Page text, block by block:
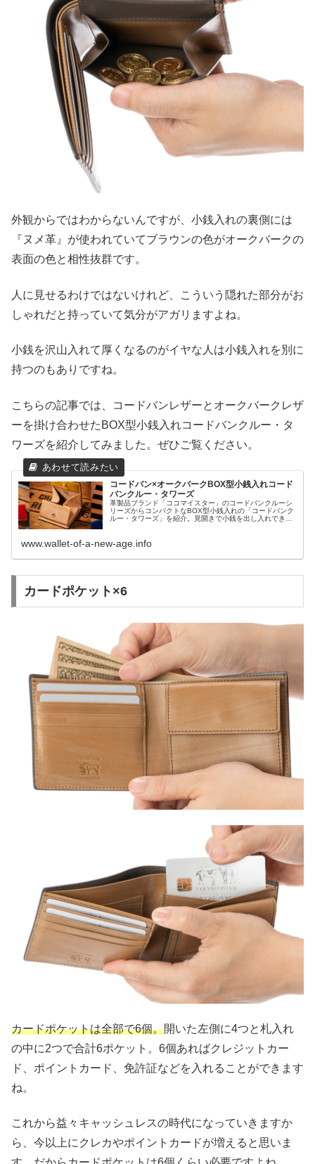
外観からではわからないんですが、小銭入れの裏側には
『ヌメ革』が使われていてブラウンの色がオークバークの
表面の色と相性抜群です。
人に見せるわけではないけれど、こういう隠れた部分がお
しゃれだと持っていて気分がアガリますよね。
小銭を沢山入れて厚くなるのがイヤな人は小銭入れを別に
持つのもありですね。
こちらの記事では、コードバンレザーとオークバークレザ
ーを掛け合わせたBOX型小銭入れコードバンクルー・タ
ワーズを紹介してみました。ぜひご覧ください。
コードバン×オークバークBOX型小銭入れコード
バンクルー・タワーズ
革製品ブランド「ココマイスター」のコードバンクルーシ
リーズからコンパクトなBOX型小銭入れの「コードバンク
ルー・タワーズ」を紹介。見開きで小銭を出し入れできる
www.wallet-of-a-new-age.info
カードポケット×6
カードポケットは全部で6個。開いた左側に4つと札入れ
の中に2つで合計6ポケット。6個あればクレジットカー
ド、ポイントカード、免許証などを入れることができます
ね。
これから益々キャッシュレスの時代になっていきますか
ら、今以上にクレカやポイントカードが増えると思いま